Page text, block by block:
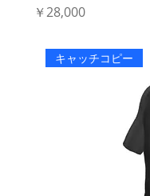
価格
￥28,000
キャッチコピー